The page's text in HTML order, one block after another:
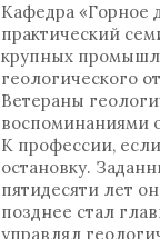
Кафедра «Горное
практический
крупных
геологического
Ветераны
воспоминаниями
К профессии,
остановку.
пятидесяти лет
позднее стал
управлял